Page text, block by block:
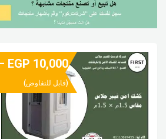
EGP 10,000
(قابل للتفاوض)